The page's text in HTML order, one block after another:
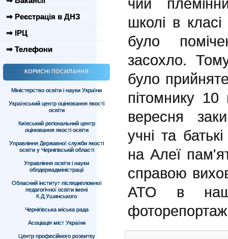
⇒ Реєстрація в ДНЗ
⇒ ІРЦ
⇒ Телефони
КОРИСНІ ПОСИЛАННЯ
Міністерство освіти і науки України
Український центр оцінювання якості
освіти
Київський регіональний центр
оцінювання якості освіти
Управління Державної служби якості
освіти у Чернігівській області
Управління освіти і науки
облдержадміністрації
Обласний інститут післядипломної
педагогічної освіти імені
К.Д.Ушинського
Чернігівська міська рада
Асоціація міст України
Центр професійного розвитку
школі в
було
засохло.
було
пітомнику
вересня
учні та
на Алеї
справою
АТО в